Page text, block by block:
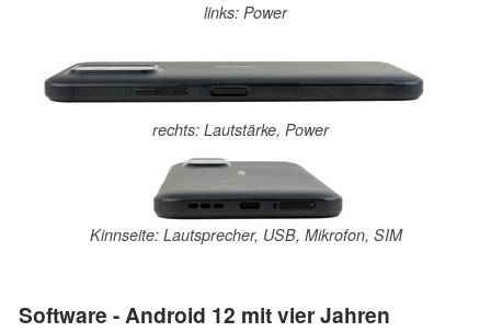
links: Power
rechts: Lautstärke, Power
Kinnseite: Lautsprecher, USB, Mikrofon, SIM
Software - Android 12 mit vier Jahren